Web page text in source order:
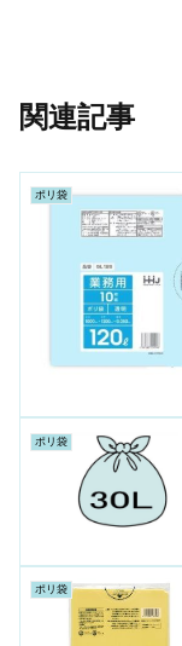
関連記事
ポリ袋
ポリ袋
ポリ袋